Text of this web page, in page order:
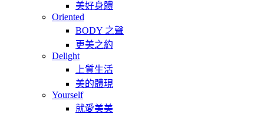
美好身體
Oriented
BODY 之聲
更美之約
Delight
上質生活
美的體現
Yourself
就愛美美